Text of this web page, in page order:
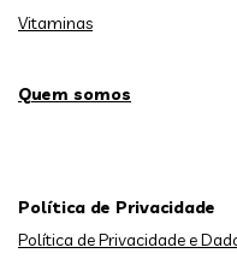
Vitaminas
Quem somos
Política de Privacidade
Política de Privacidade e